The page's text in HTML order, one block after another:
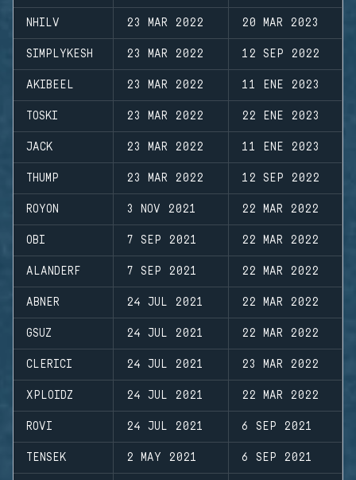
NHILV 23 MAR 2022 20 MAR 2023
SIMPLYKESH 23 MAR 2022 12 SEP 2022
AKIBEEL 23 MAR 2022 11 ENE 2023
TOSKI 23 MAR 2022 22 ENE 2023
JACK 23 MAR 2022 11 ENE 2023
THUMP 23 MAR 2022 12 SEP 2022
ROYON 3 NOV 2021 22 MAR 2022
OBI 7 SEP 2021 22 MAR 2022
ALANDERF 7 SEP 2021 22 MAR 2022
ABNER 24 JUL 2021 22 MAR 2022
GSUZ 24 JUL 2021 22 MAR 2022
CLERICI 24 JUL 2021 23 MAR 2022
XPLOIDZ 24 JUL 2021 22 MAR 2022
ROVI 24 JUL 2021 6 SEP 2021
TENSEK 2 MAY 2021 6 SEP 2021